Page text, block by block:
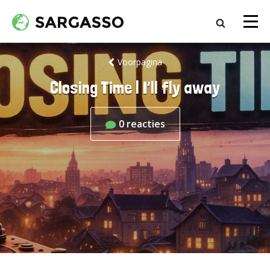
Voorpagina
Closing Time | I’ll fly away
0 reacties